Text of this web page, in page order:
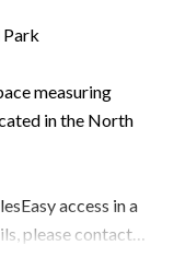
measuring
in the North
access in a
please contact